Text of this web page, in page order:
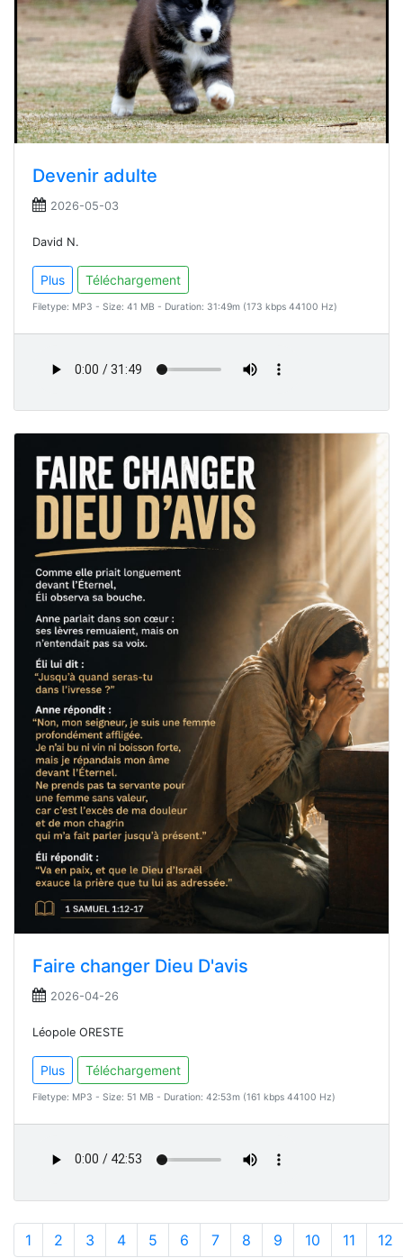
Devenir adulte
2026-05-03
David N.
Plus Téléchargement
Filetype: MP3 - Size: 41 MB - Duration: 31:49m (173 kbps 44100 Hz)
Faire changer Dieu D'avis
2026-04-26
Léopole ORESTE
Plus Téléchargement
Filetype: MP3 - Size: 51 MB - Duration: 42:53m (161 kbps 44100 Hz)
1 2 3 4 5 6 7 8 9 10 11 12